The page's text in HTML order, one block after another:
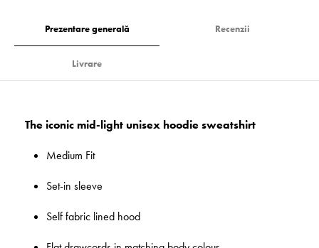
Prezentare generală Recenzii
Livrare
The iconic mid-light unisex hoodie sweatshirt
Medium Fit
Set-in sleeve
Self fabric lined hood